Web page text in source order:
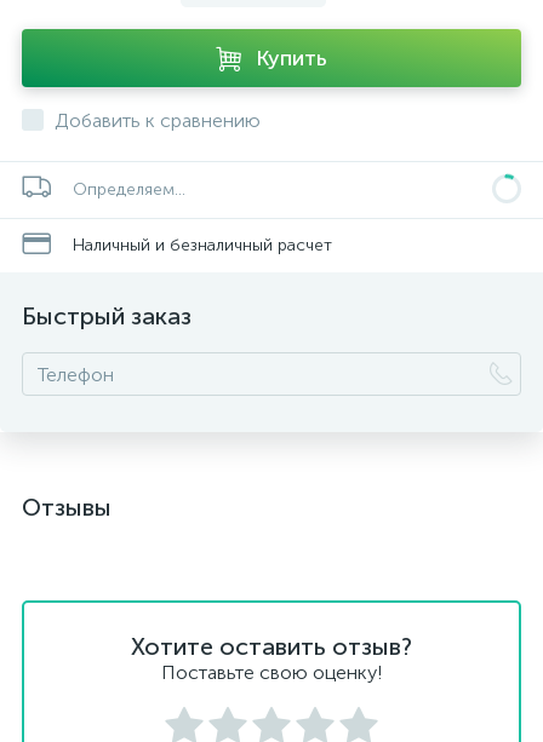
Купить
Добавить к сравнению
Определяем...
Наличный и безналичный расчет
Быстрый заказ
Отзывы
Хотите оставить отзыв?
Поставьте свою оценку!